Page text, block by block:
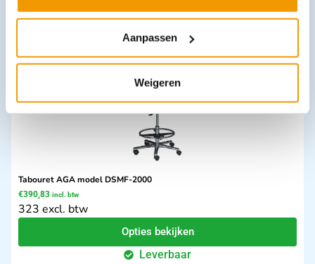
Aanpassen
Weigeren
Tabouret AGA model DSMF-2000
€390,83 incl. btw
323 excl. btw
Opties bekijken
Leverbaar